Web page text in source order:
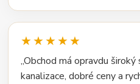
★★★★★
„Obchod má opravdu
kanalizace, dobré ceny a